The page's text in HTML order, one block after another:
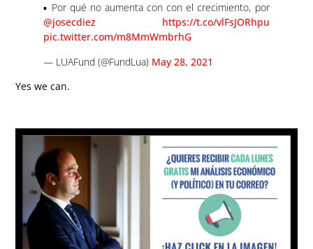
▪ Por qué no aumenta con con el crecimiento, por
@josecdiez
https://t.co/vlFsJORhpu
pic.twitter.com/m8MmWmbrhG
— LUAFund (@FundLua) May 28, 2021
Yes we can.